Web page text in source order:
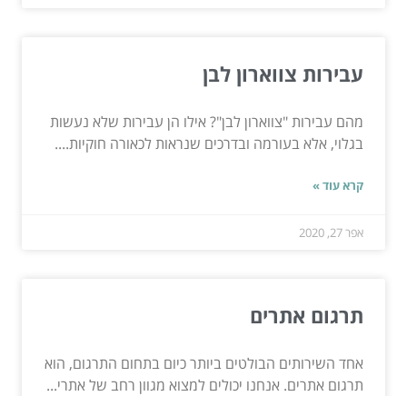
עבירות צווארון לבן
מהם עבירות "צווארון לבן"? אילו הן עבירות שלא נעשות
בגלוי, אלא בעורמה ובדרכים שנראות לכאורה חוקיות....
קרא עוד »
אפר 27, 2020
תרגום אתרים
אחד השירותים הבולטים ביותר כיום בתחום התרגום, הוא
תרגום אתרים. אנחנו יכולים למצוא מגוון רחב של אתרי...